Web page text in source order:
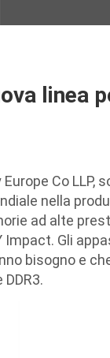
linea
Co LLP,
nella
ad alte
Impact. Gli
bisogno e
DDR3.